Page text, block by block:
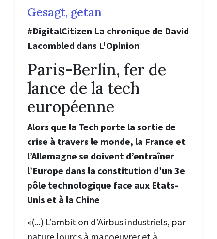
Gesagt, getan
#DigitalCitizen La chronique de David
Lacombled dans L'Opinion
Paris-Berlin, fer de
lance de la tech
européenne
Alors que la Tech porte la sortie de
crise à travers le monde, la France et
l’Allemagne se doivent d’entraîner
l’Europe dans la constitution d’un 3e
pôle technologique face aux Etats-
Unis et à la Chine
«(...) L’ambition d’Airbus industriels, par
nature lourds à manoeuvrer et à